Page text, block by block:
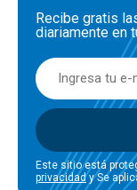
Recibe gratis
diariamente en
Este sitio está
privacidady Se